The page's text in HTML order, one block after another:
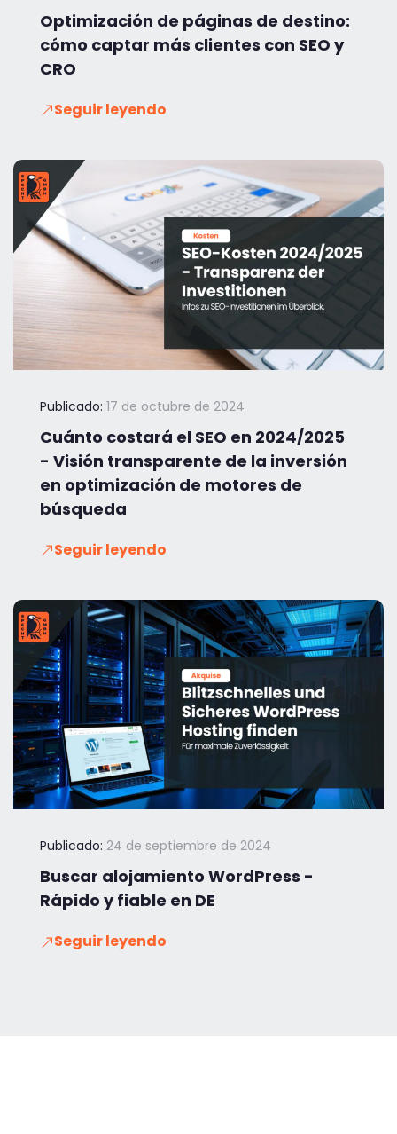
Optimización de páginas de destino:
cómo captar más clientes con SEO y
CRO
Seguir leyendo
Publicado: 17 de octubre de 2024
Cuánto costará el SEO en 2024/2025
- Visión transparente de la inversión
en optimización de motores de
búsqueda
Seguir leyendo
Publicado: 24 de septiembre de 2024
Buscar alojamiento WordPress -
Rápido y fiable en DE
Seguir leyendo